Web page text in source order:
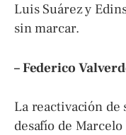
Luis Suárez y
sin marcar.
– Federico
La reactivación
desafío de